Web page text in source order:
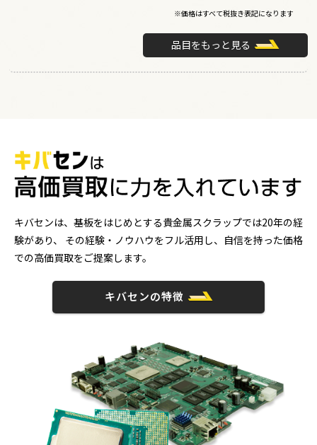
※価格はすべて税抜き表記になります
品目をもっと見る
キバセンは、基板をはじめとする貴金属スクラップでは20年の経
験があり、
その経験・ノウハウをフル活用し、自信を持った価格
での高価買取をご提案します。
キバセンの特徴